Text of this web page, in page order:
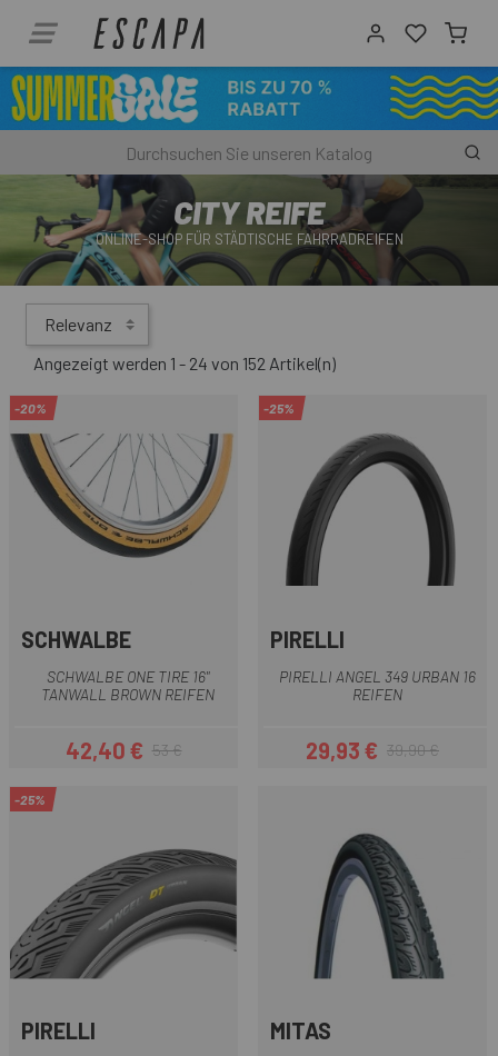
CITY REIFE
ONLINE-SHOP FÜR STÄDTISCHE FAHRRADREIFEN
Relevanz
Angezeigt werden 1 - 24 von 152 Artikel(n)
-20%
SCHWALBE
SCHWALBE ONE TIRE 16"
TANWALL BROWN REIFEN
Preis
42,40 €Regulärer Preis
53 €
-25%
PIRELLI
PIRELLI ANGEL 349 URBAN 16
REIFEN
Preis
29,93 €Regulärer Preis
39,90 €
-25%
PIRELLI MITAS